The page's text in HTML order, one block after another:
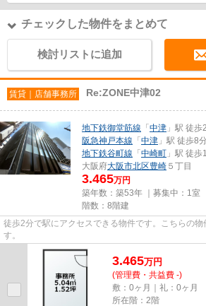
チェックした物件をまとめて
検討リストに追加
賃貸｜店舗事務所 Re:ZONE中津02
地下鉄御堂筋線 「 中津 」駅 徒歩
阪急神戸本線 「 中津 」駅 徒歩8
地下鉄谷町線 「 中崎町 」駅 徒歩
大阪府大阪市北区豊崎 ５丁目
3.465万円
築年数：築53年 ｜募集中： 1室
階数：8階建
徒歩2分で駅にアクセスできる物件です。こちらの
す。
3.465万円
(管理費・共益費 -)
敷：0ヶ月｜礼：0ヶ月
所在階：2階